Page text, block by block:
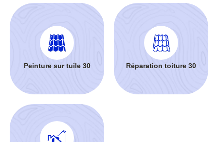
Peinture sur tuile 30 Réparation toiture 30